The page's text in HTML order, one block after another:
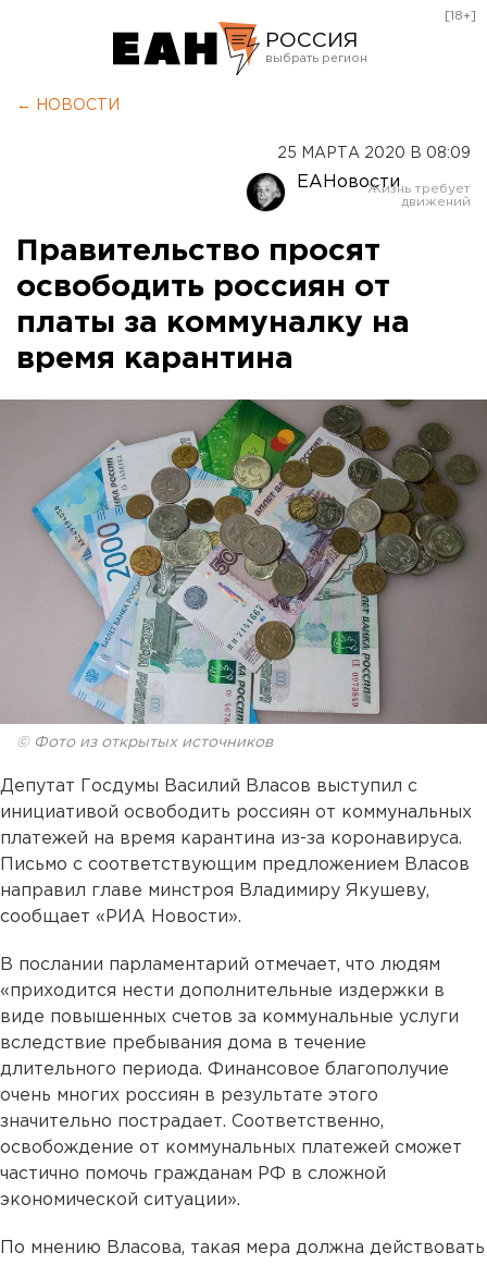
РОССИЯ
Оренбург
[18+]
← НОВОСТИ
25 МАРТА 2020 В 08:09
ЕАНовости
Правительство просят
освободить россиян от
платы за коммуналку на
время карантина
© Фото из открытых источников
Депутат Госдумы Василий Власов выступил с
инициативой освободить россиян от коммунальных
платежей на время карантина из-за коронавируса.
Письмо с соответствующим предложением Власов
направил главе минстроя Владимиру Якушеву,
сообщает «РИА Новости».
В послании парламентарий отмечает, что людям
«приходится нести дополнительные издержки в
виде повышенных счетов за коммунальные услуги
вследствие пребывания дома в течение
длительного периода. Финансовое благополучие
очень многих россиян в результате этого
значительно пострадает. Соответственно,
освобождение от коммунальных платежей сможет
частично помочь гражданам РФ в сложной
экономической ситуации».
По мнению Власова, такая мера должна действовать